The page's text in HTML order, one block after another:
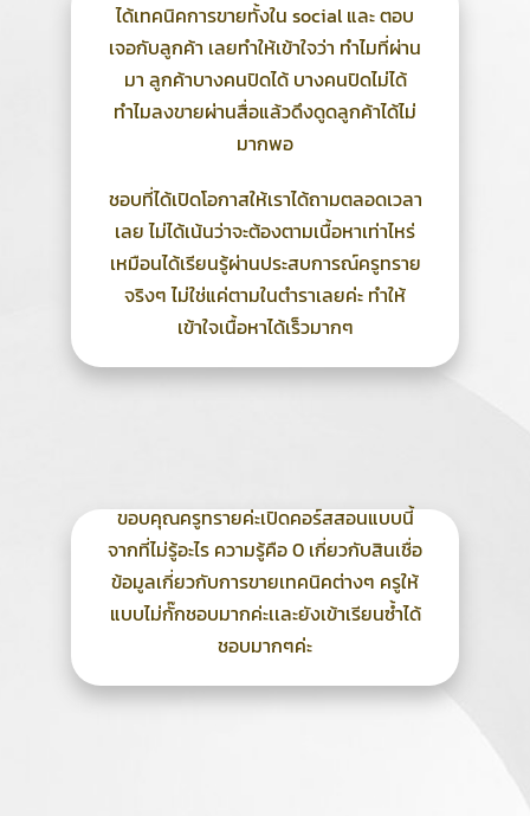
ได้เทคนิคการขายทั้งใน social และ ตอบ
เจอกับลูกค้า เลยทำให้เข้าใจว่า ทำไมที่ผ่าน
มา ลูกค้าบางคนปิดได้ บางคนปิดไม่ได้
ทำไมลงขายผ่านสื่อแล้วดึงดูดลูกค้าได้ไม่
มากพอ
ชอบที่ได้เปิดโอกาสให้เราได้ถามตลอดเวลา
เลย ไม่ได้เน้นว่าจะต้องตามเนื้อหาเท่าไหร่
เหมือนได้เรียนรู้ผ่านประสบการณ์ครูทราย
จริงๆ ไม่ใช่แค่ตามในตำราเลยค่ะ ทำให้
เข้าใจเนื้อหาได้เร็วมากๆ
ขอบคุณครูทรายค่ะเปิดคอร์สสอนแบบนี้
จากที่ไม่รู้อะไร ความรู้คือ 0 เกี่ยวกับสินเชื่อ
ข้อมูลเกี่ยวกับการขายเทคนิคต่างๆ ครูให้
แบบไม่กั๊กชอบมากค่ะเเละยังเข้าเรียนซ้ำได้
ชอบมากๆค่ะ